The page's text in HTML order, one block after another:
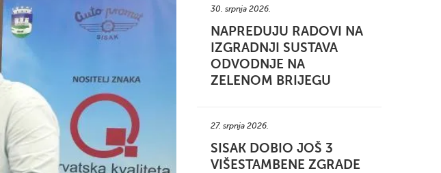
30. srpnja 2026.
NAPREDUJU RADOVI NA
IZGRADNJI SUSTAVA
ODVODNJE NA
ZELENOM BRIJEGU
27. srpnja 2026.
SISAK DOBIO JOŠ 3
VIŠESTAMBENE ZGRADE